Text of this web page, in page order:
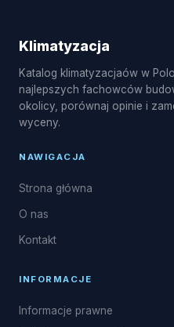
układu freonowego.
Klimatyzacja
Katalog klimatyzacjaów w
najlepszych fachowców
okolicy, porównaj opinie i
wyceny.
NAWIGACJA
Strona główna
O nas
Kontakt
INFORMACJE
Informacje prawne